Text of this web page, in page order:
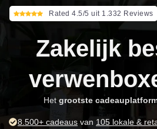
Rated 4.5/5 uit 1.332 Reviews
Zakelijk
Het grootste
8.500+ cadeaus van 105 lokale &